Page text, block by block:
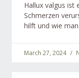
Hallux valgus ist
Schmerzen
hilft und wie
March 27, 2024